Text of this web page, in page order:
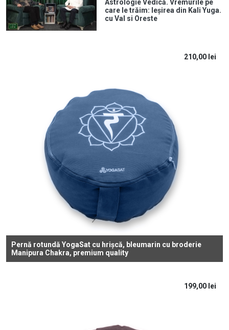
Astrologie Vedică. Vremurile pe
care le trăim: Ieșirea din Kali Yuga.
cu Val si Oreste
Pernă rotundă YogaSat cu hrișcă, bleumarin cu broderie
Manipura Chakra, premium quality
210,00 lei
199,00 lei